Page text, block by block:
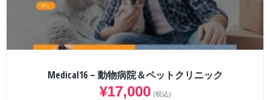
Medical16 – 動物病院＆ペットクリニック
¥17,000 (税込)